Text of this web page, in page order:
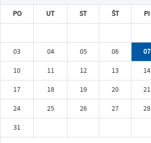
PO UT ST ŠT PI
03
04 05 06 07
10
11 12 13 14
17
18 19 20 21
24
25 26 27 28
31